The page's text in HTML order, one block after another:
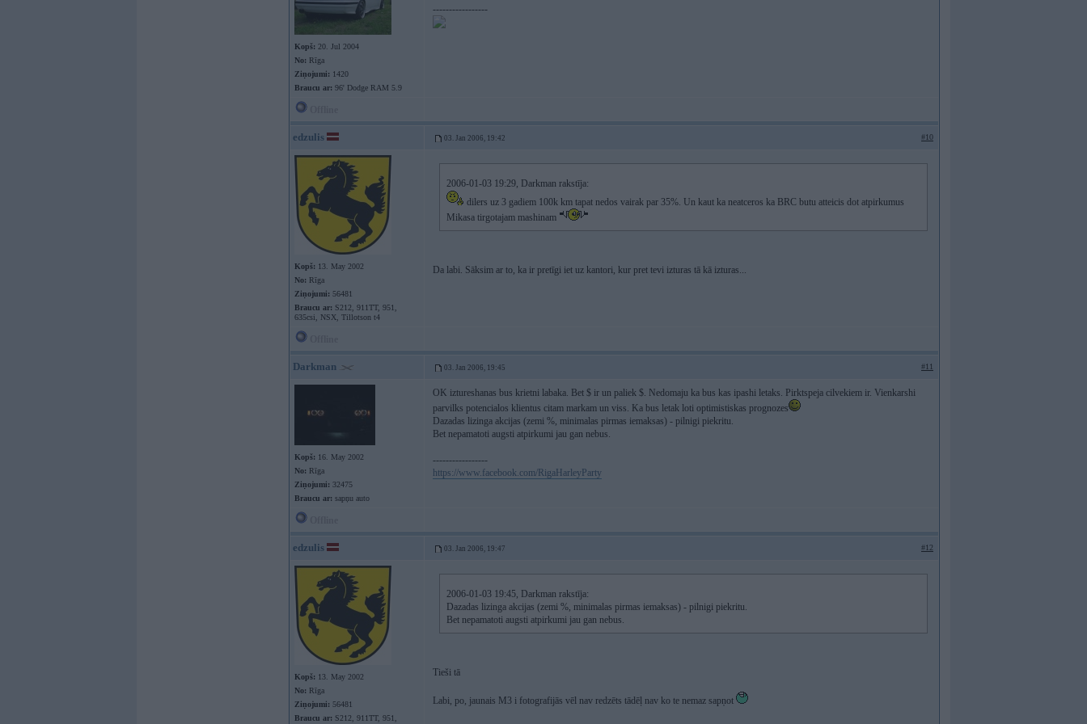
Kopš: 20. Jul 2004
No: Rīga
Ziņojumi: 1420
Braucu ar: 96' Dodge RAM 5.9
-----------------
edzulis 03. Jan 2006, 19:42 #10
Kopš: 13. May 2002
No: Rīga
Ziņojumi: 56481
Braucu ar: S212, 911TT, 951,
635csi, NSX, Tillotson t4
2006-01-03 19:29, Darkman rakstīja:
dilers uz 3 gadiem 100k km tapat nedos vairak par 35%. Un kaut ka neatceros ka BRC butu atteicis dot atpirkumus
Mikasa tirgotajam mashinam
Da labi. Sāksim ar to, ka ir pretīgi iet uz kantori, kur pret tevi izturas tā kā izturas...
Darkman 03. Jan 2006, 19:45 #11
Kopš: 16. May 2002
No: Rīga
Ziņojumi: 32475
Braucu ar: sapņu auto
OK iztureshanas bus krietni labaka. Bet $ ir un paliek $. Nedomaju ka bus kas ipashi letaks. Pirktspeja cilvekiem ir. Vienkarshi
parvilks potencialos klientus citam markam un viss. Ka bus letak loti optimistiskas prognozes
Dazadas lizinga akcijas (zemi %, minimalas pirmas iemaksas) - pilnigi piekritu.
Bet nepamatoti augsti atpirkumi jau gan nebus.
-----------------
https://www.facebook.com/RigaHarleyParty
edzulis 03. Jan 2006, 19:47 #12
Kopš: 13. May 2002
No: Rīga
Ziņojumi: 56481
Braucu ar: S212, 911TT, 951,
2006-01-03 19:45, Darkman rakstīja:
Dazadas lizinga akcijas (zemi %, minimalas pirmas iemaksas) - pilnigi piekritu.
Bet nepamatoti augsti atpirkumi jau gan nebus.
Tieši tā
Labi, po, jaunais M3 i fotografijās vēl nav redzēts tādēļ nav ko te nemaz sapņot